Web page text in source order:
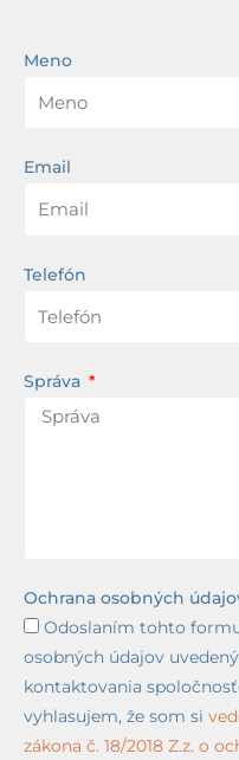
Meno
Email
Telefón
Správa
Ochrana osobných
Odoslaním tohto
osobných údajov
kontaktovania
vyhlasujem, že som si
zákona č. 18/2018 Z.z. o